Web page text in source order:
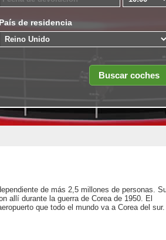
País de residencia
de más 2,5 millones de personas.
allí durante la guerra de Corea de 1950. El
que todo el mundo va a Corea del sur.